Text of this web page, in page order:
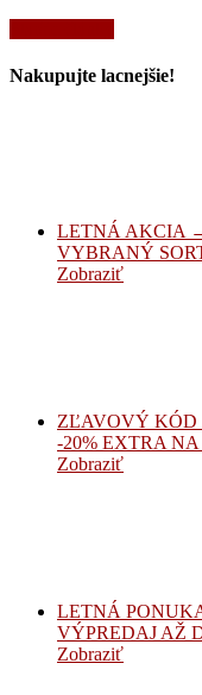
Nakupujte lacnejšie!
LETNÁ AKCIA
VYBRANÝ
Zobraziť
ZĽAVOVÝ
-20% EXTRA
Zobraziť
LETNÁ
VÝPREDAJ AŽ
Zobraziť